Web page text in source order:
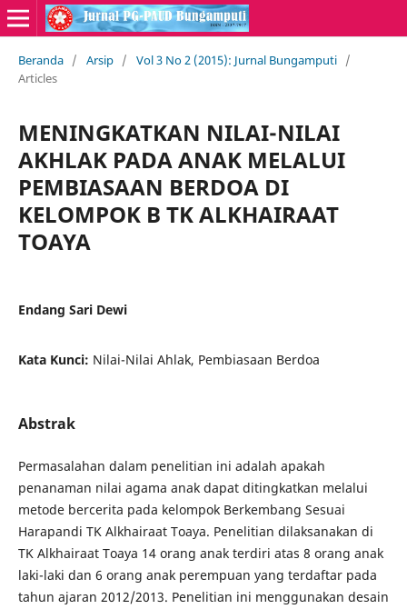
Beranda / Arsip / Vol 3 No 2 (2015): Jurnal Bungamputi /
Articles
MENINGKATKAN NILAI-NILAI
AKHLAK PADA ANAK MELALUI
PEMBIASAAN BERDOA DI
KELOMPOK B TK ALKHAIRAAT
TOAYA
Endang Sari Dewi
Kata Kunci: Nilai-Nilai Ahlak, Pembiasaan Berdoa
Abstrak
Permasalahan dalam penelitian ini adalah apakah
penanaman nilai agama anak dapat ditingkatkan melalui
metode bercerita pada kelompok Berkembang Sesuai
Harapandi TK Alkhairaat Toaya. Penelitian dilaksanakan di
TK Alkhairaat Toaya 14 orang anak terdiri atas 8 orang anak
laki-laki dan 6 orang anak perempuan yang terdaftar pada
tahun ajaran 2012/2013. Penelitian ini menggunakan desain